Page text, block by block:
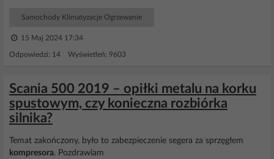
Samochody Klimatyzacje Ogrzewanie
15 Maj 2024 17:34
Odpowiedzi: 14 Wyświetleń: 9603
Scania 500 2019 – opiłki metalu na korku
spustowym, czy konieczna rozbiórka
silnika?
Temat zakończony, było to zabezpieczenie segera za sprzęgłem
kompresora. Pozdrawiam